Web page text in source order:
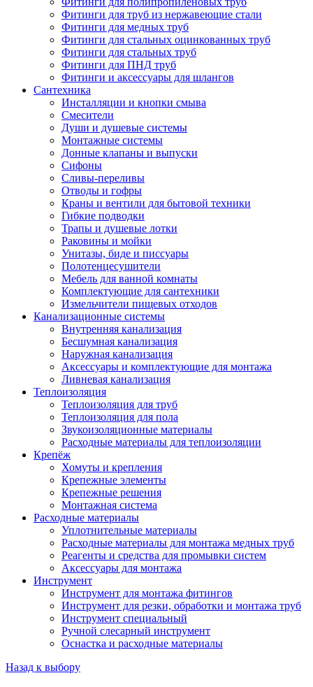
Фитинги для труб из нержавеющие стали
Фитинги для медных труб
Фитинги для стальных оцинкованных труб
Фитинги для стальных труб
Фитинги для ПНД труб
Фитинги и аксессуары для шлангов
Сантехника
Инсталляции и кнопки смыва
Смесители
Души и душевые системы
Монтажные системы
Донные клапаны и выпуски
Сифоны
Сливы-переливы
Отводы и гофры
Краны и вентили для бытовой техники
Гибкие подводки
Трапы и душевые лотки
Раковины и мойки
Унитазы, биде и писсуары
Полотенцесушители
Мебель для ванной комнаты
Комплектующие для сантехники
Измельчители пищевых отходов
Канализационные системы
Внутренняя канализация
Бесшумная канализация
Наружная канализация
Аксессуары и комплектующие для монтажа
Ливневая канализация
Теплоизоляция
Теплоизоляция для труб
Теплоизоляция для пола
Звукоизоляционные материалы
Расходные материалы для теплоизоляции
Крепёж
Хомуты и крепления
Крепежные элементы
Крепежные решения
Монтажная система
Расходные материалы
Уплотнительные материалы
Расходные материалы для монтажа медных труб
Реагенты и средства для промывки систем
Аксессуары для монтажа
Инструмент
Инструмент для монтажа фитингов
Инструмент для резки, обработки и монтажа труб
Инструмент специальный
Ручной слесарный инструмент
Оснастка и расходные материалы
Назад к выбору